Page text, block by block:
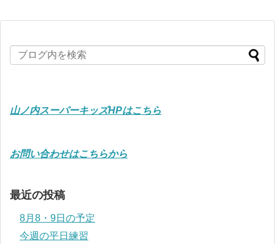
山ノ内スーパーキッズHPはこちら
お問い合わせはこちらから
最近の投稿
8月8・9日の予定
今週の平日練習